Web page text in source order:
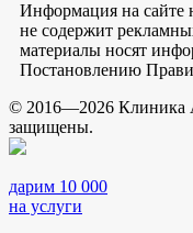
Информация на сайте
не содержит
материалы носят
Постановлению
© 2016—2026 Клиника
защищены.
дарим 10 000
на услуги